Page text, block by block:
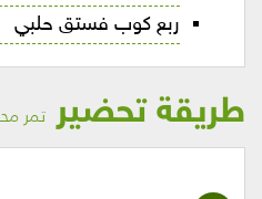
ربع كوب فستق حلبي
طريقة تحضير تمر